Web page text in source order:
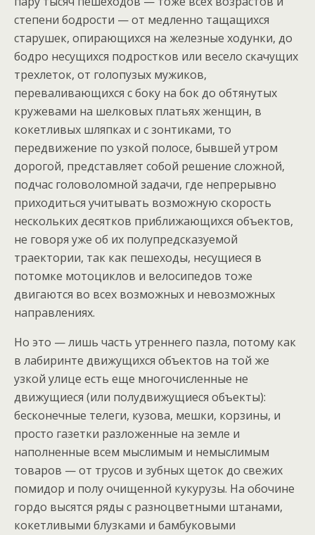
степени бодрости — от медленно тащащихся
старушек, опирающихся на железные ходунки, до
бодро несущихся подростков или весело скачущих
трехлеток, от голопузых мужиков,
переваливающихся с боку на бок до обтянутых
кружевами на шелковых платьях женщин, в
кокетливых шляпках и с зонтиками, то
передвижение по узкой полосе, бывшей утром
дорогой, представляет собой решение сложной,
подчас головоломной задачи, где непрерывно
приходиться учитывать возможную скорость
нескольких десятков приближающихся объектов,
не говоря уже об их полупредсказуемой
траектории, так как пешеходы, несущиеся в
потомке мотоциклов и велосипедов тоже
двигаются во всех возможных и невозможных
направлениях.
Но это — лишь часть утреннего пазла, потому как
в лабиринте движущихся объектов на той же
узкой улице есть еще многочисленные не
движущиеся (или полудвижущиеся объекты):
бесконечные телеги, кузова, мешки, корзины, и
просто газетки разложенные на земле и
наполненные всем мыслимым и немыслимым
товаров — от трусов и зубных щеток до свежих
помидор и полу очищенной кукурузы. На обочине
гордо высятся ряды с разноцветными штанами,
кокетливыми блузками и бамбуковыми